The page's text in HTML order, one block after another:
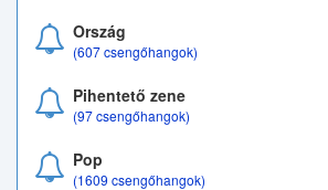
Ország
(607 csengőhangok)
Pihentető zene
(97 csengőhangok)
Pop
(1609 csengőhangok)